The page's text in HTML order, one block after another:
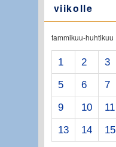
viikolle
tammikuu-huhtikuu
1 2 3
5
6 7
9
10 11
13
14 15